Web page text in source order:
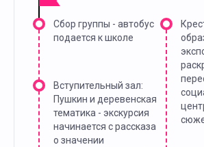
Сбор группы - автобус
подается к школе
Вступительный зал:
Пушкин и деревенская
тематика - экскурсия
начинается с рассказа
о значении